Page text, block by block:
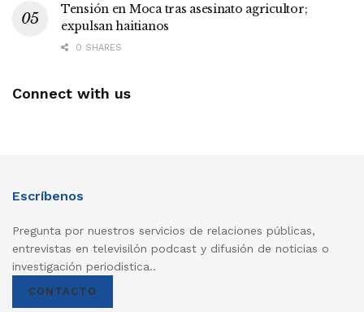
Tensión en Moca tras asesinato agricultor;
expulsan haitianos
0 SHARES
Connect with us
Escríbenos
Pregunta por nuestros servicios de relaciones públicas,
entrevistas en televisilón podcast y difusión de noticias o
investigación periodistica..
CONTACTO